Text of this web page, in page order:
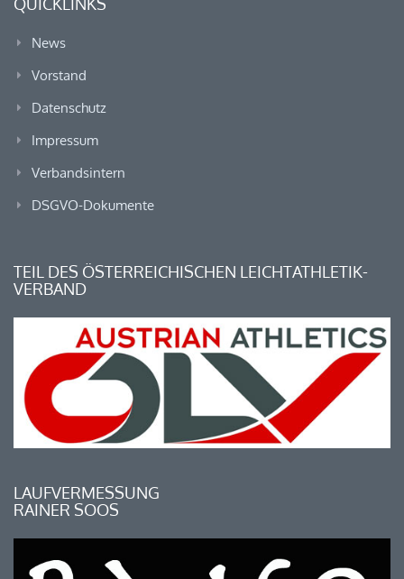
News
Vorstand
Datenschutz
Impressum
Verbandsintern
DSGVO-Dokumente
TEIL DES ÖSTERREICHISCHEN LEICHTATHLETIK-
VERBAND
LAUFVERMESSUNG
RAINER SOOS